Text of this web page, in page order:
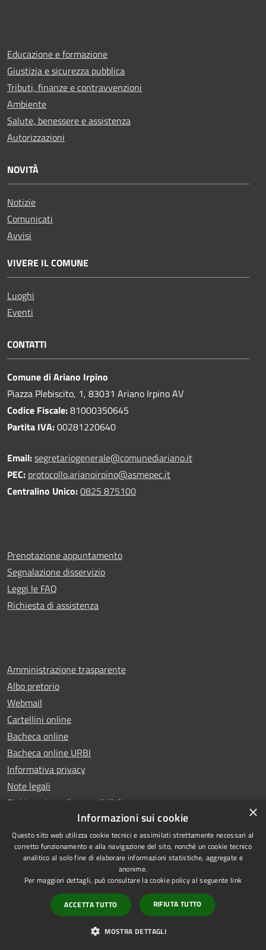
Educazione e formazione
Giustizia e sicurezza pubblica
Tributi, finanze e contravvenzioni
Ambiente
Salute, benessere e assistenza
Autorizzazioni
NOVITÀ
Notizie
Comunicati
Avvisi
VIVERE IL COMUNE
Luoghi
Eventi
CONTATTI
Comune di Ariano Irpino
Piazza Plebiscito, 1, 83031 Ariano Irpino AV
Codice Fiscale:81000350645
Partita IVA:00281220640
Email:segretariogenerale@comunediariano.it
PEC: protocollo.arianoirpino@asmepec.it
Centralino Unico:0825 875100
Prenotazione appuntamento
Segnalazione disservizio
Leggi le FAQ
Richiesta di assistenza
Amministrazione trasparente
Albo pretorio
Webmail
Cartellini online
Bacheca online
Bacheca online URBI
Informativa privacy
Note legali
Dichiarazione di accessibilità
RSS
Accessibilità
Copyright © 2025 Comune di
Ariano Irpino
Powered byMunicipium
Accesso redazione
×
Informazioni sui cookie
Questo sito web utilizza cookie tecnici e assimilati strettamente necessari al
corretto funzionamento e alla navigazione del sito, nonché un cookie tecnico
analitico al solo fine di elaborare informazioni statistiche, aggregate e
anonime.
Per maggiori dettagli, può consultare la cookie policy al seguente link
ACCETTA TUTTO RIFIUTA TUTTO
MOSTRA DETTAGLI